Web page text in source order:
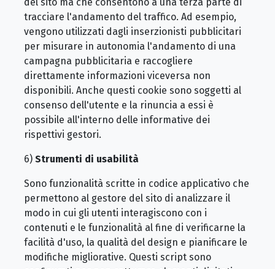
tracciare l'andamento del traffico. Ad esempio,
vengono utilizzati dagli inserzionisti pubblicitari
per misurare in autonomia l'andamento di una
campagna pubblicitaria e raccogliere
direttamente informazioni viceversa non
disponibili. Anche questi cookie sono soggetti al
consenso dell'utente e la rinuncia a essi è
possibile all'interno delle informative dei
rispettivi gestori.
6) Strumenti di usabilità
Sono funzionalità scritte in codice applicativo che
permettono al gestore del sito di analizzare il
modo in cui gli utenti interagiscono con i
contenuti e le funzionalità al fine di verificarne la
facilità d'uso, la qualità del design e pianificare le
modifiche migliorative. Questi script sono